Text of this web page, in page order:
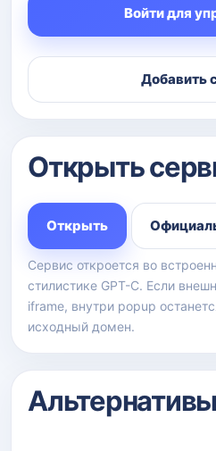
Войти для
Добавить
Открыть
Открыть
Сервис откроется во
стилистике GPT-C. Если
iframe, внутри popup
исходный домен.
Альтернативы